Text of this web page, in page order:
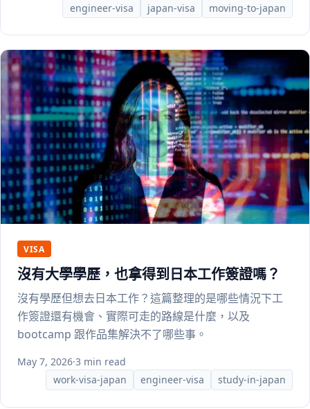
engineer-visa
japan-visa moving-to-japan
VISA
沒有大學學歷，也拿得到日本工作簽證嗎？
沒有學歷但想去日本工作？這篇整理的是哪些情況下工
作簽證還有機會、實際可走的路線是什麼，以及
bootcamp 跟作品集解決不了哪些事。
May 7, 2026·3 min read
work-visa-japan
engineer-visa study-in-japan